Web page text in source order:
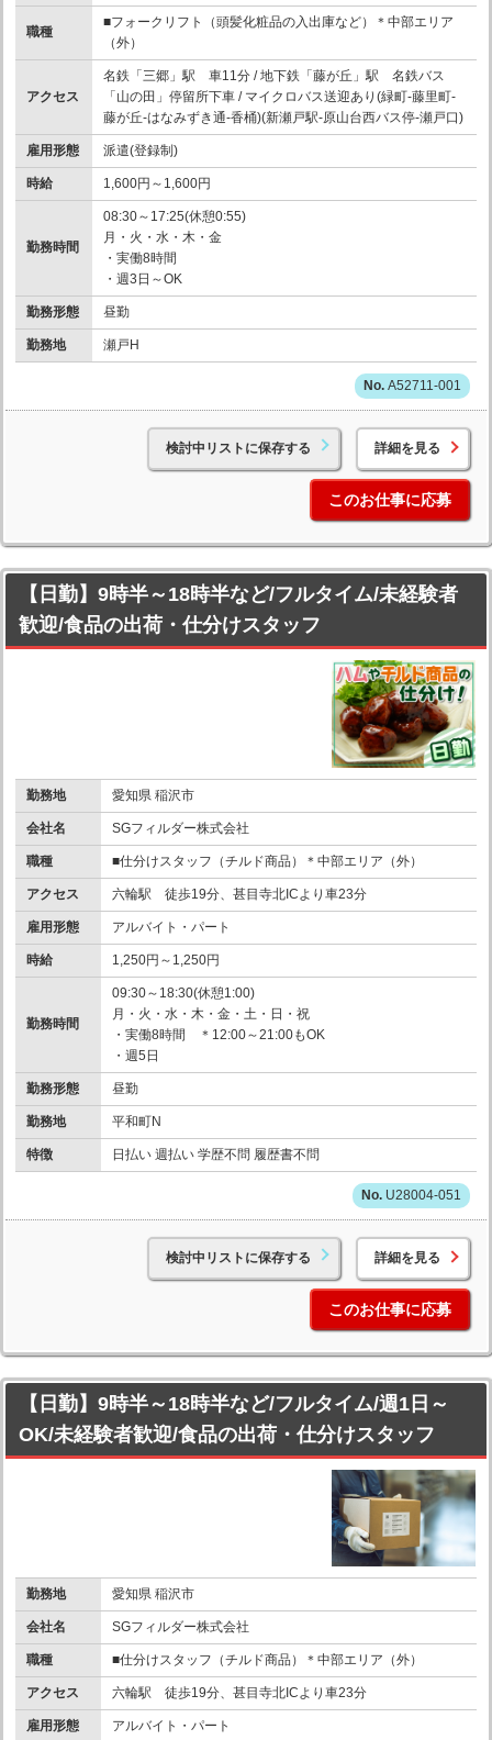
職種
■フォークリフト（頭髪化粧品の入出庫など）＊中部エリア
（外）
アクセス
名鉄「三郷」駅 車11分 / 地下鉄「藤が丘」駅 名鉄バス
「山の田」停留所下車 / マイクロバス送迎あり(緑町-藤里町-
藤が丘-はなみずき通-香桶)(新瀬戸駅-原山台西バス停-瀬戸口)
雇用形態 派遣(登録制)
時給 1,600円～1,600円
勤務時間
08:30～17:25(休憩0:55)
月・火・水・木・金
・実働8時間
・週3日～OK
勤務形態 昼勤
勤務地 瀬戸H
A52711-001
検討中リストに保存する 詳細を見る
このお仕事に応募
【日勤】9時半～18時半など/フルタイム/未経験者
歓迎/食品の出荷・仕分けスタッフ
勤務地 愛知県 稲沢市
会社名 SGフィルダー株式会社
職種 ■仕分けスタッフ（チルド商品）＊中部エリア（外）
アクセス 六輪駅 徒歩19分、甚目寺北ICより車23分
雇用形態 アルバイト・パート
時給 1,250円～1,250円
勤務時間
09:30～18:30(休憩1:00)
月・火・水・木・金・土・日・祝
・実働8時間 ＊12:00～21:00もOK
・週5日
勤務形態 昼勤
勤務地 平和町N
特徴 日払い 週払い 学歴不問 履歴書不問
U28004-051
検討中リストに保存する 詳細を見る
このお仕事に応募
【日勤】9時半～18時半など/フルタイム/週1日～
OK/未経験者歓迎/食品の出荷・仕分けスタッフ
勤務地 愛知県 稲沢市
会社名 SGフィルダー株式会社
職種 ■仕分けスタッフ（チルド商品）＊中部エリア（外）
アクセス 六輪駅 徒歩19分、甚目寺北ICより車23分
雇用形態 アルバイト・パート